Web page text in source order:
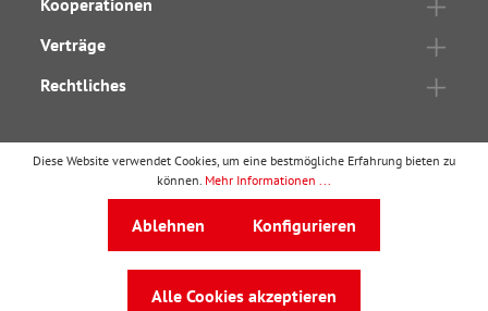
Verträge
Rechtliches
wbv Publikationist ein Geschäftsbereich vonwbv
Auf dem Esch 4 · 33619 Bielefeld · Telefon0521
Diese Website verwendet Cookies, um eine bestmögliche Erfahrung bieten zu
können. Mehr Informationen ...
Ablehnen Konfigurieren
Alle Cookies akzeptieren